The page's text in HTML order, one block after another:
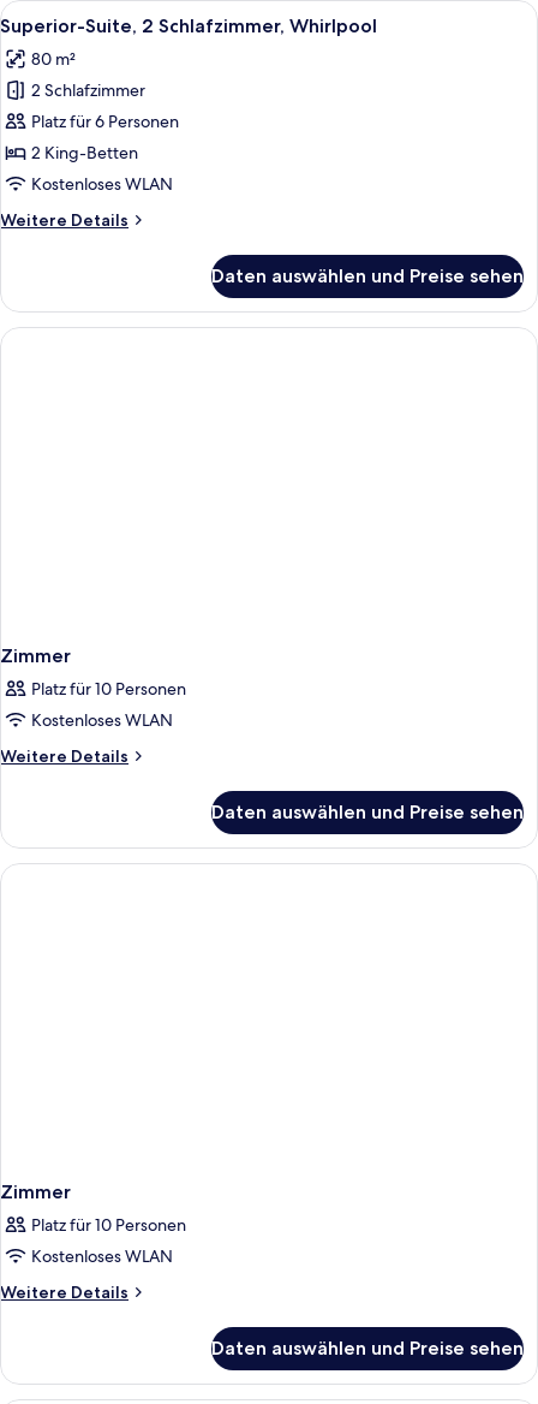
Whirlpool
Alle
Fotos
für
Superior-
Suite,
2 Schlafzimmer,
Whirlpool
Eine Dachterrasse mit Liegestühlen,
14
Superior-Suite, 2 Schlafzimmer, Whirlpool
80 m²
2 Schlafzimmer
Platz für 6 Personen
2 King-Betten
Kostenloses WLAN
Weitere Details
Weitere
Suite,
2 Schlafzimmer,
Whirlpool
Daten auswählen und Preise sehen
Zimmer
Platz für 10 Personen
Kostenloses WLAN
Weitere Details
Weitere
Daten auswählen und Preise sehen
Zimmer
Platz für 10 Personen
Kostenloses WLAN
Weitere Details
Weitere
Daten auswählen und Preise sehen